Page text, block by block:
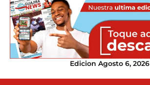
Edicion Agosto 6, 2026